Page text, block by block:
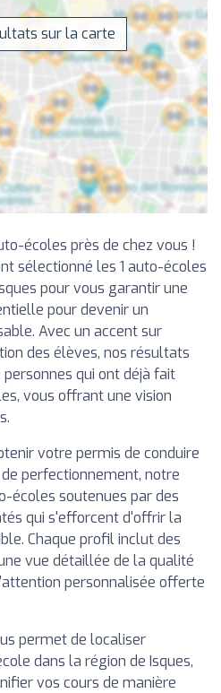
sur la carte
écoles près de chez vous !
sélectionné les 1 auto-écoles
pour vous garantir une
pour devenir un
Avec un accent sur
des élèves, nos résultats
qui ont déjà fait
vous offrant une vision
votre permis de conduire
perfectionnement, notre
écoles soutenues par des
qui s'efforcent d'offrir la
Chaque profil inclut des
vue détaillée de la qualité
personnalisée offerte
permet de localiser
dans la région de Isques,
vos cours de manière